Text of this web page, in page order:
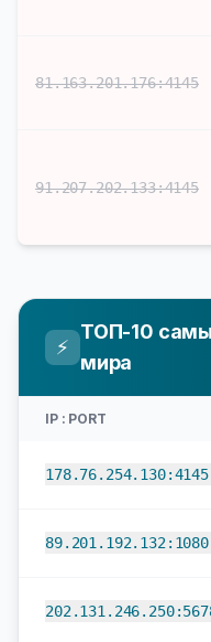
81.163.201.176:4145
91.207.202.133:4145
⚡
ТОП-10
мира
IP : PORT
178.76.254.130:4145
89.201.192.132:1080